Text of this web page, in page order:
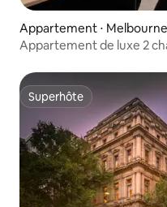
Appartement ⋅ Melbourne
Appartement de luxe 2
Superhôte
Superhôte